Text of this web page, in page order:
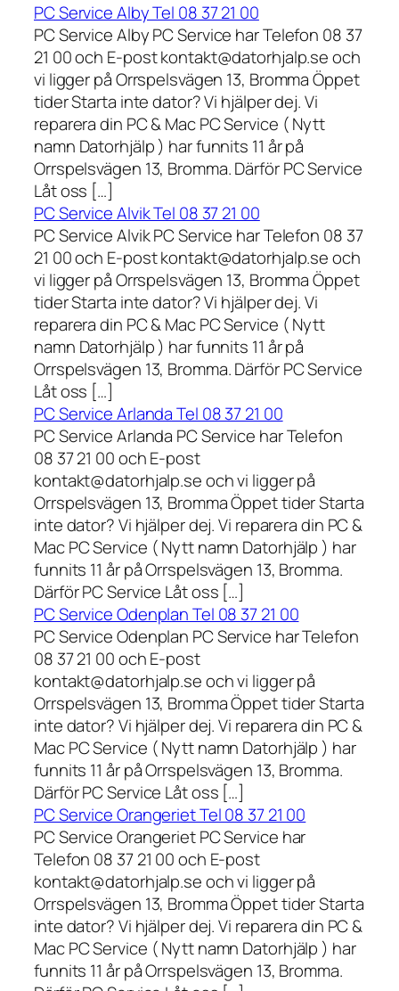
PC Service Alby Tel 08 37 21 00
PC Service Alby PC Service har Telefon 08 37
21 00 och E-post kontakt@datorhjalp.se och
vi ligger på Orrspelsvägen 13, Bromma Öppet
tider Starta inte dator? Vi hjälper dej. Vi
reparera din PC & Mac PC Service ( Nytt
namn Datorhjälp ) har funnits 11 år på
Orrspelsvägen 13, Bromma. Därför PC Service
Låt oss […]
PC Service Alvik Tel 08 37 21 00
PC Service Alvik PC Service har Telefon 08 37
21 00 och E-post kontakt@datorhjalp.se och
vi ligger på Orrspelsvägen 13, Bromma Öppet
tider Starta inte dator? Vi hjälper dej. Vi
reparera din PC & Mac PC Service ( Nytt
namn Datorhjälp ) har funnits 11 år på
Orrspelsvägen 13, Bromma. Därför PC Service
Låt oss […]
PC Service Arlanda Tel 08 37 21 00
PC Service Arlanda PC Service har Telefon
08 37 21 00 och E-post
kontakt@datorhjalp.se och vi ligger på
Orrspelsvägen 13, Bromma Öppet tider Starta
inte dator? Vi hjälper dej. Vi reparera din PC &
Mac PC Service ( Nytt namn Datorhjälp ) har
funnits 11 år på Orrspelsvägen 13, Bromma.
Därför PC Service Låt oss […]
PC Service Odenplan Tel 08 37 21 00
PC Service Odenplan PC Service har Telefon
08 37 21 00 och E-post
kontakt@datorhjalp.se och vi ligger på
Orrspelsvägen 13, Bromma Öppet tider Starta
inte dator? Vi hjälper dej. Vi reparera din PC &
Mac PC Service ( Nytt namn Datorhjälp ) har
funnits 11 år på Orrspelsvägen 13, Bromma.
Därför PC Service Låt oss […]
PC Service Orangeriet Tel 08 37 21 00
PC Service Orangeriet PC Service har
Telefon 08 37 21 00 och E-post
kontakt@datorhjalp.se och vi ligger på
Orrspelsvägen 13, Bromma Öppet tider Starta
inte dator? Vi hjälper dej. Vi reparera din PC &
Mac PC Service ( Nytt namn Datorhjälp ) har
funnits 11 år på Orrspelsvägen 13, Bromma.